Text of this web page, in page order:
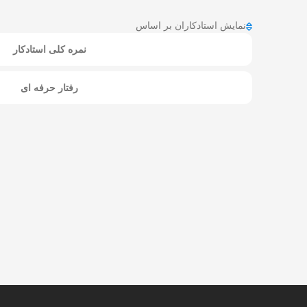
نمایش استادکاران بر اساس
نمره کلی استادکار
رفتار حرفه ای